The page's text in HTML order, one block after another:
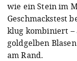
wie ein Stein im
Geschmackstest
klug kombiniert –
goldgelben
am Rand.